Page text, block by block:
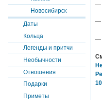
Новосибирск
Даты
Кольца
Легенды и притчи
Необычности
Отношения
Подарки
Приметы
—
—
—